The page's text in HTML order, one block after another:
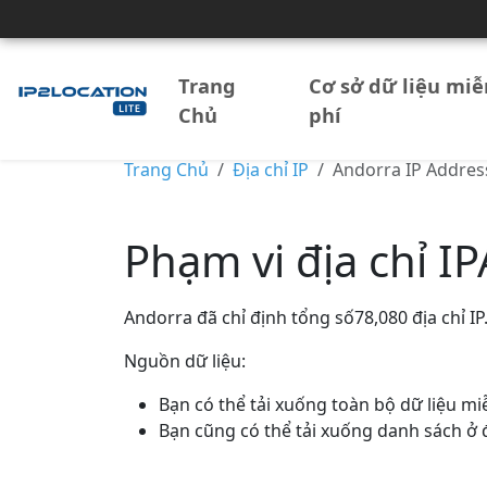
Trang
Chủ
Cơ sở dữ liệu
phí
Trang Chủ
Địa chỉ IP Andorra IP
Phạm vi địa chỉ
Andorra đã chỉ định tổng số78,080 địa chỉ
Nguồn dữ liệu:
Bạn có thể tải xuống toàn bộ dữ liệu
Bạn cũng có thể tải xuống danh sách